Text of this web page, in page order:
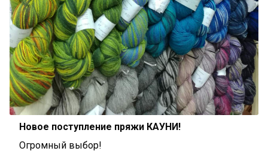
Новое поступление пряжи КАУНИ!
Огромный выбор!